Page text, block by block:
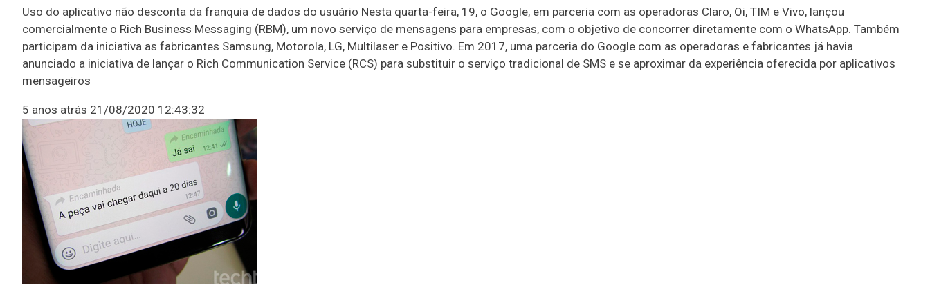
Uso do aplicativo não desconta da franquia de dados do usuário Nesta quarta-feira, 19, o Google, em parceria com as operadoras Claro, Oi, TIM e Vivo, lançou
comercialmente o Rich Business Messaging (RBM), um novo serviço de mensagens para empresas, com o objetivo de concorrer diretamente com o WhatsApp. Também
participam da iniciativa as fabricantes Samsung, Motorola, LG, Multilaser e Positivo. Em 2017, uma parceria do Google com as operadoras e fabricantes já havia
anunciado a iniciativa de lançar o Rich Communication Service (RCS) para substituir o serviço tradicional de SMS e se aproximar da experiência oferecida por aplicativos
mensageiros
5 anos atrás 21/08/2020 12:43:32